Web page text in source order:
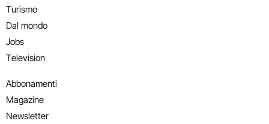
Turismo
Dal mondo
Jobs
Television
Abbonamenti
Magazine
Newsletter